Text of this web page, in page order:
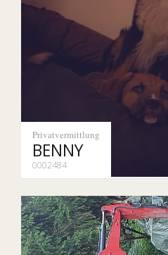
Privatvermittlung
BENNY
0002484